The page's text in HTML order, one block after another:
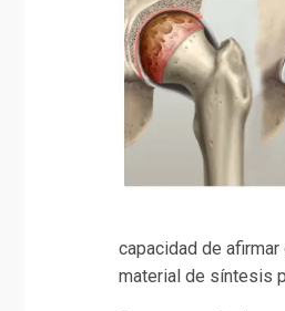
capacidad de
material de síntesis